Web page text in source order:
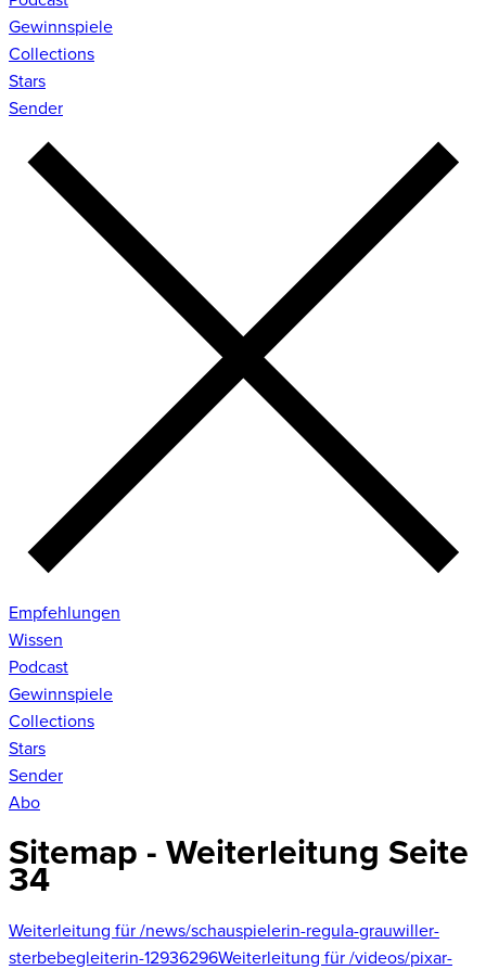
Gewinnspiele
Collections
Stars
Sender
Empfehlungen
Wissen
Podcast
Gewinnspiele
Collections
Stars
Sender
Abo
Sitemap - Weiterleitung Seite
34
Weiterleitung für /news/schauspielerin-regula-grauwiller-
sterbebegleiterin-12936296Weiterleitung für /videos/pixar-